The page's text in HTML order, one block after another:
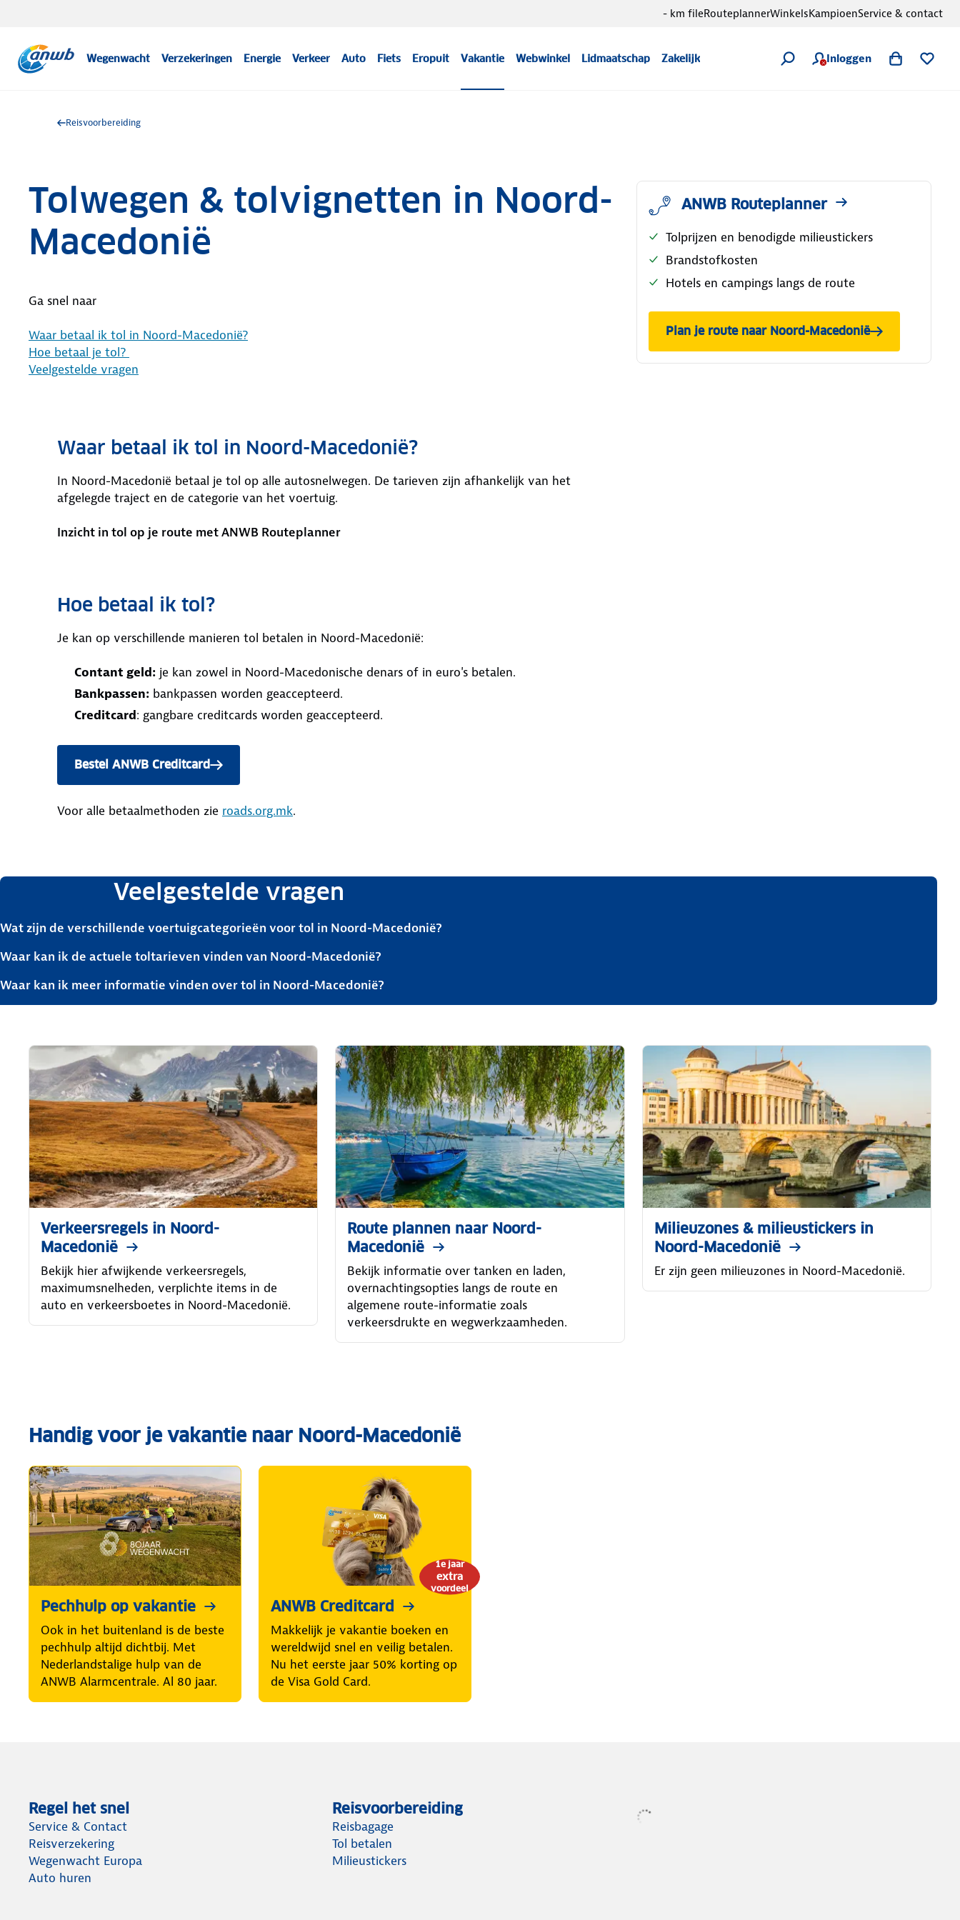
Wegenwacht Verzekeringen Energie Verkeer Auto Fiets Eropuit Vakantie Webwinkel Lidmaatschap Zakelijk Inloggen
- km fileRouteplannerWinkelsKampioenService & contact
Reisvoorbereiding
Tolwegen & tolvignetten in Noord-
Macedonië
Ga snel naar
Waar betaal ik tol in Noord-Macedonië?
Hoe betaal je tol?
Veelgestelde vragen
ANWB Routeplanner
Tolprijzen en benodigde milieustickers
Brandstofkosten
Hotels en campings langs de route
Plan je route naar Noord-Macedonië
Waar betaal ik tol in Noord-Macedonië?
In Noord-Macedonië betaal je tol op alle autosnelwegen. De tarieven zijn afhankelijk van het
afgelegde traject en de categorie van het voertuig.
Inzicht in tol op je route met ANWB Routeplanner
Hoe betaal ik tol?
Je kan op verschillende manieren tol betalen in Noord-Macedonië:
Contant geld: je kan zowel in Noord-Macedonische denars of in euro's betalen.
Bankpassen: bankpassen worden geaccepteerd.
Creditcard: gangbare creditcards worden geaccepteerd.
Bestel ANWB Creditcard
Voor alle betaalmethoden zie roads.org.mk.
Veelgestelde vragen
Wat zijn de verschillende voertuigcategorieën voor tol in Noord-Macedonië?
Waar kan ik de actuele toltarieven vinden van Noord-Macedonië?
Waar kan ik meer informatie vinden over tol in Noord-Macedonië?
Verkeersregels in Noord-
Macedonië
Bekijk hier afwijkende verkeersregels,
maximumsnelheden, verplichte items in de
auto en verkeersboetes in Noord-Macedonië.
Route plannen naar Noord-
Macedonië
Bekijk informatie over tanken en laden,
overnachtingsopties langs de route en
algemene route-informatie zoals
verkeersdrukte en wegwerkzaamheden.
Milieuzones & milieustickers in
Noord-Macedonië
Er zijn geen milieuzones in Noord-Macedonië.
Handig voor je vakantie naar Noord-Macedonië
Pechhulp op vakantie
Ook in het buitenland is de beste
pechhulp altijd dichtbij. Met
Nederlandstalige hulp van de
ANWB Alarmcentrale. Al 80 jaar.
1e jaar
extra
voordeel
ANWB Creditcard
Makkelijk je vakantie boeken en
wereldwijd snel en veilig betalen.
Nu het eerste jaar 50% korting op
de Visa Gold Card.
Regel het snel
Service & Contact
Reisverzekering
Wegenwacht Europa
Auto huren
Reisvoorbereiding
Reisbagage
Tol betalen
Milieustickers